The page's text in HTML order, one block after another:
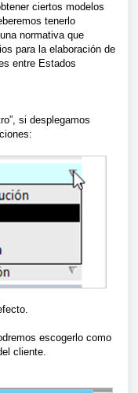
ciertos modelos
tenerlo
normativa que
para la elaboración de
entre Estados
si desplegamos
escogerlo como
cliente.